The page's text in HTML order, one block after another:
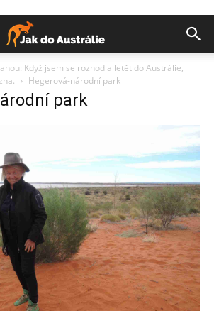
Když jsem se rozhodla letět do Austrálie,
Hegerová-národní park
park